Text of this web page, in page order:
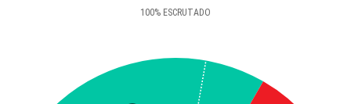
100% ESCRUTADO